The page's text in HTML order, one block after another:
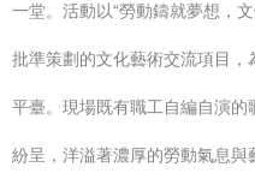
一堂。活動以“勞動鑄就夢想，
批準策劃的文化藝術交流項目
平臺。現場既有職工自編自演
紛呈，洋溢著濃厚的勞動氣息